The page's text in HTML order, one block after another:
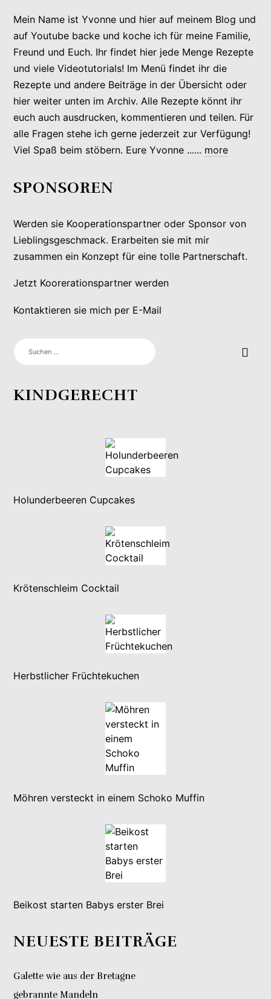
Mein Name ist Yvonne und hier auf meinem Blog und
auf Youtube backe und koche ich für meine Familie,
Freund und Euch. Ihr findet hier jede Menge Rezepte
und viele Videotutorials! Im Menü findet ihr die
Rezepte und andere Beiträge in der Übersicht oder
hier weiter unten im Archiv. Alle Rezepte könnt ihr
euch auch ausdrucken, kommentieren und teilen. Für
alle Fragen stehe ich gerne jederzeit zur Verfügung!
Viel Spaß beim stöbern. Eure Yvonne ...... more
SPONSOREN
Werden sie Kooperationspartner oder Sponsor von
Lieblingsgeschmack. Erarbeiten sie mit mir
zusammen ein Konzept für eine tolle Partnerschaft.
Jetzt Koorerationspartner werden
Kontaktieren sie mich per E-Mail
SUCHEN
NACH:
KINDGERECHT
Holunderbeeren Cupcakes
Krötenschleim Cocktail
Herbstlicher Früchtekuchen
Möhren versteckt in einem Schoko Muffin
Beikost starten Babys erster Brei
NEUESTE BEITRÄGE
Galette wie aus der Bretagne
gebrannte Mandeln